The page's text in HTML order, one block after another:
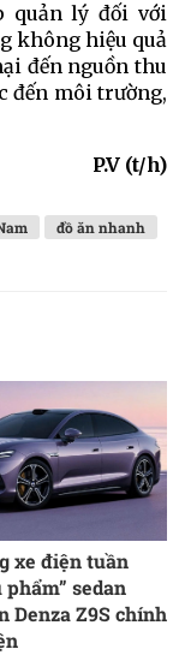
quản lý đối với
không hiệu quả
đến nguồn thu
đến môi trường,
P.V (t/h)
đồ ăn nhanh
xe điện tuần
phẩm” sedan
Denza Z9S chính